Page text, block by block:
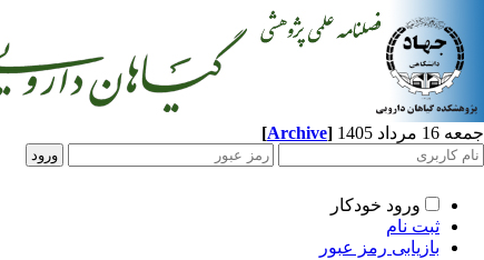
جمعه 16 مرداد 1405 [Archive]
ورود خودکار
ثبت نام
بازیابی رمز عبور